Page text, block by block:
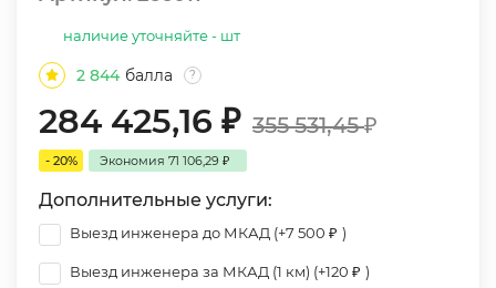
наличие уточняйте - шт
2 844 балла ?
284 425,16 ₽ 355 531,45₽
- 20% Экономия 71 106,29 ₽
Дополнительные услуги:
Выезд инженера до МКАД (+7 500 ₽ )
Выезд инженера за МКАД (1 км) (+120 ₽ )